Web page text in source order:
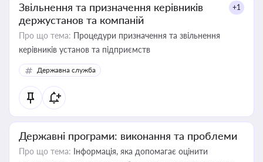
Звільнення та призначення керівників
держустанов та компаній
+1
Про що тема: Процедури призначення та звільнення
керівників установ та підприємств
Державна служба
Державні програми: виконання та проблеми
Про що тема: Інформація, яка допомагає оцінити